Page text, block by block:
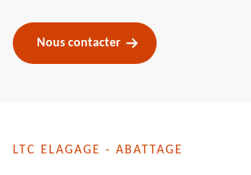
Nous contacter
LTC ELAGAGE - ABATTAGE